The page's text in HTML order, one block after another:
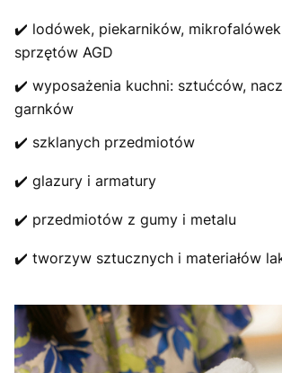
✔️ lodówek, piekarników,
sprzętów AGD
✔️ wyposażenia kuchni: sztućców,
garnków
✔️ szklanych przedmiotów
✔️ glazury i armatury
✔️ przedmiotów z gumy i metalu
✔️ tworzyw sztucznych i materiałów